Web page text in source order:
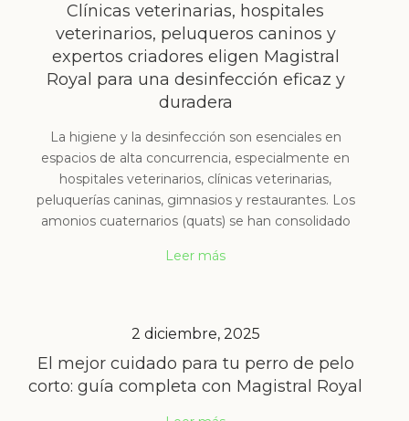
Clínicas veterinarias, hospitales
veterinarios, peluqueros caninos y
expertos criadores eligen Magistral
Royal para una desinfección eficaz y
duradera
La higiene y la desinfección son esenciales en
espacios de alta concurrencia, especialmente en
hospitales veterinarios, clínicas veterinarias,
peluquerías caninas, gimnasios y restaurantes. Los
amonios cuaternarios (quats) se han consolidado
Leer más
2 diciembre, 2025
El mejor cuidado para tu perro de pelo
corto: guía completa con Magistral Royal